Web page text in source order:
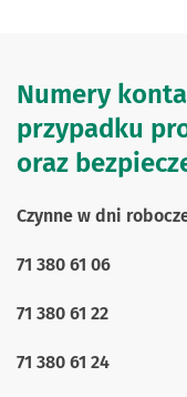
Numery
przypadku
oraz
Czynne w dni
71 380 61 06
71 380 61 22
71 380 61 24